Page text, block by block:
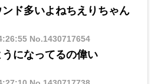
ド多いよねちえりちゃん
No.1430717654
になってるの偉い